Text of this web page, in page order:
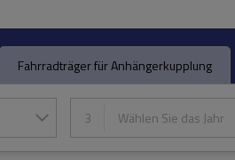
Fahrradträger für Anhängerkupplung
3 Wählen Sie das Jahr